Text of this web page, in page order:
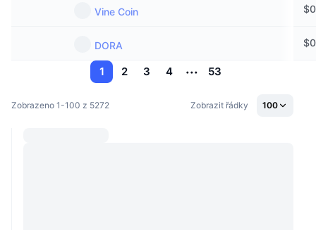
Vine Coin $
DORA $
1 2 3 4 53
Zobrazeno 1-100 z 5272 Zobrazit řádky 100